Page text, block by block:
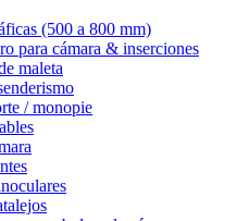
(500 a 800 mm)
para cámara & inserciones
maleta
/ monopie